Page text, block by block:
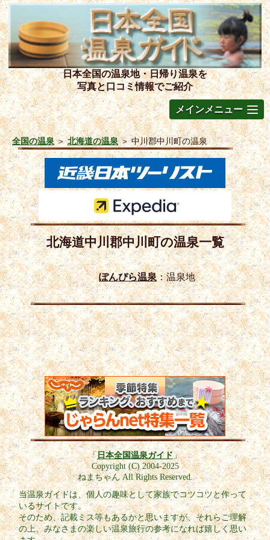
日本全国の温泉地・日帰り温泉を
写真と口コミ情報でご紹介
メインメニュー
全国の温泉＞北海道の温泉＞中川郡中川町の温泉
北海道中川郡中川町の温泉一覧
ぽんぴら温泉：温泉地
「日本全国温泉ガイド」
Copyright (C) 2004-2025
ねまちゃん All Rights Reserved.
当温泉ガイドは、個人の趣味として家族でコツコツと作って
いるサイトです。
そのため、記載ミス等もあるかと思いますが、それらご理解
の上、みなさまの楽しい温泉旅行の参考になれば嬉しく思い